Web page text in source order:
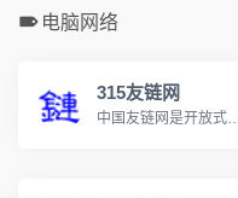
电脑网络
315友链网
中国友链网是开放式网站分类目录，收录国内外、各行业优秀网站，旨在为用户提供网站分类目录检索、优秀网站参考、网站推